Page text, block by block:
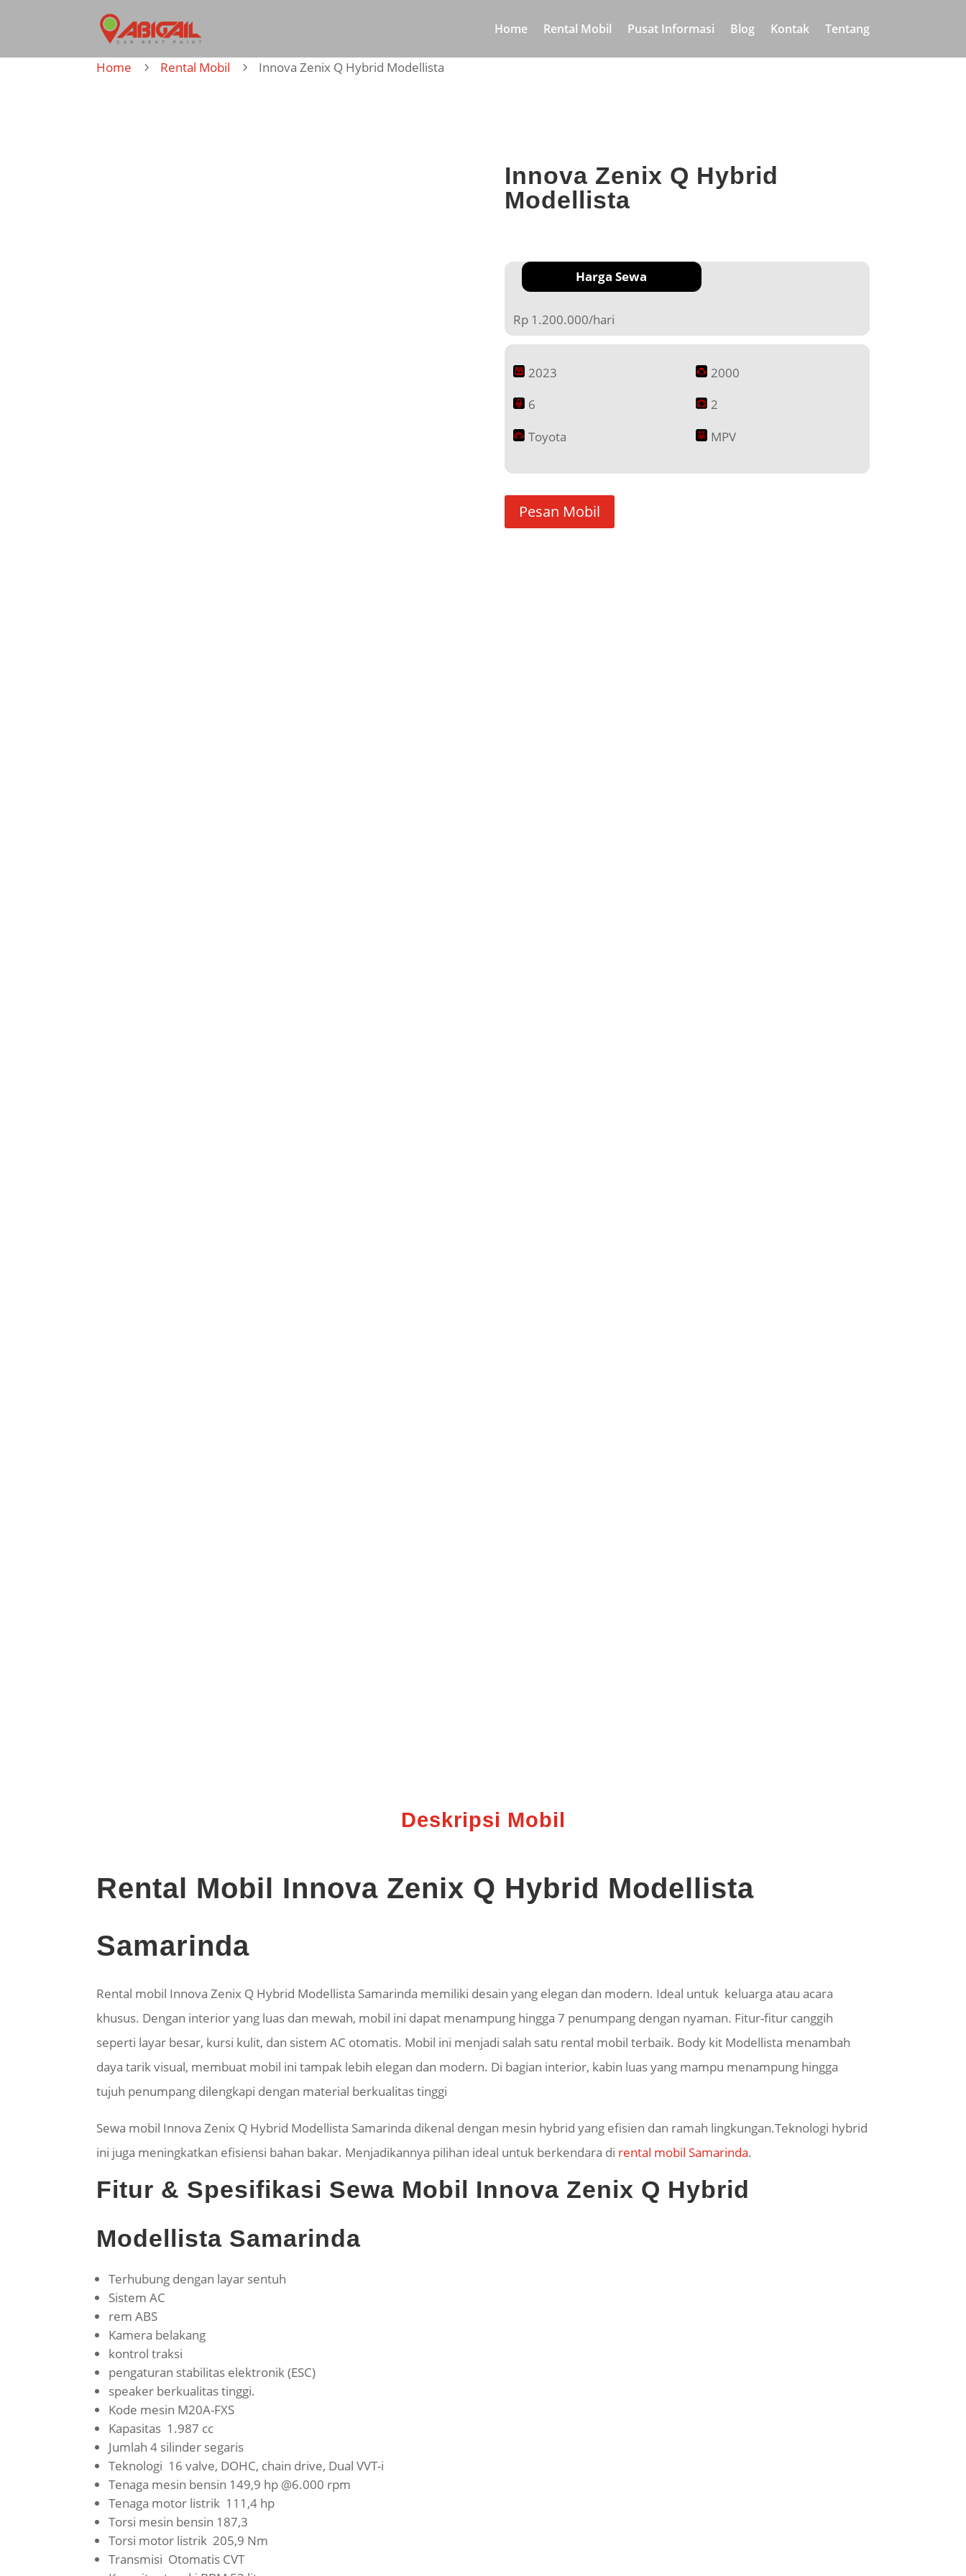
Home Rental Mobil Pusat Informasi Blog Kontak Tentang
Home 5 Rental Mobil 5 Innova Zenix Q Hybrid Modellista
Innova Zenix Q Hybrid
Modellista
Harga Sewa
Rp 1.200.000/hari
2023
2000
6
2
Toyota
MPV
Pesan Mobil
Deskripsi Mobil
Rental Mobil Innova Zenix Q Hybrid Modellista
Samarinda
Rental mobil Innova Zenix Q Hybrid Modellista Samarinda memiliki desain yang elegan dan modern. Ideal untuk keluarga atau acara
khusus. Dengan interior yang luas dan mewah, mobil ini dapat menampung hingga 7 penumpang dengan nyaman. Fitur-fitur canggih
seperti layar besar, kursi kulit, dan sistem AC otomatis. Mobil ini menjadi salah satu rental mobil terbaik. Body kit Modellista menambah
daya tarik visual, membuat mobil ini tampak lebih elegan dan modern. Di bagian interior, kabin luas yang mampu menampung hingga
tujuh penumpang dilengkapi dengan material berkualitas tinggi
Sewa mobil Innova Zenix Q Hybrid Modellista Samarinda dikenal dengan mesin hybrid yang efisien dan ramah lingkungan.Teknologi hybrid
ini juga meningkatkan efisiensi bahan bakar. Menjadikannya pilihan ideal untuk berkendara di rental mobil Samarinda.
Fitur & Spesifikasi Sewa Mobil Innova Zenix Q Hybrid
Modellista Samarinda
Terhubung dengan layar sentuh
Sistem AC
rem ABS
Kamera belakang
kontrol traksi
pengaturan stabilitas elektronik (ESC)
speaker berkualitas tinggi.
Kode mesin M20A-FXS
Kapasitas 1.987 cc
Jumlah 4 silinder segaris
Teknologi 16 valve, DOHC, chain drive, Dual VVT-i
Tenaga mesin bensin 149,9 hp @6.000 rpm
Tenaga motor listrik 111,4 hp
Torsi mesin bensin 187,3
Torsi motor listrik 205,9 Nm
Transmisi Otomatis CVT